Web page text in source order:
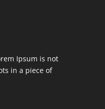
Ipsum is not
in a piece of